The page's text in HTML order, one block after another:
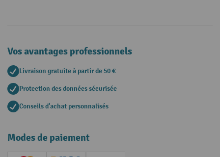
Vos avantages professionnels
Livraison gratuite à partir de 50 €
Protection des données sécurisée
Conseils d'achat personnalisés
Modes de paiement